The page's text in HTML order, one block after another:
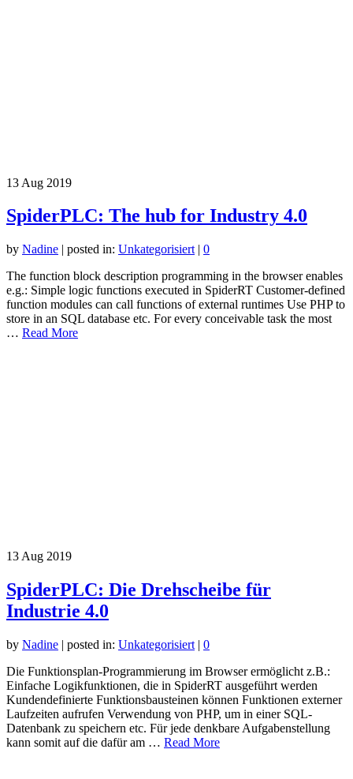
13 Aug 2019
SpiderPLC: The hub for Industry 4.0
by Nadine | posted in: Unkategorisiert | 0
The function block description programming in the browser enables
e.g.: Simple logic functions executed in SpiderRT Customer-defined
function modules can call functions of external runtimes Use PHP to
store in an SQL database etc. For every conceivable task the most
… Read More
13 Aug 2019
SpiderPLC: Die Drehscheibe für
Industrie 4.0
by Nadine | posted in: Unkategorisiert | 0
Die Funktionsplan-Programmierung im Browser ermöglicht z.B.:
Einfache Logikfunktionen, die in SpiderRT ausgeführt werden
Kundendefinierte Funktionsbausteinen können Funktionen externer
Laufzeiten aufrufen Verwendung von PHP, um in einer SQL-
Datenbank zu speichern etc. Für jede denkbare Aufgabenstellung
kann somit auf die dafür am … Read More